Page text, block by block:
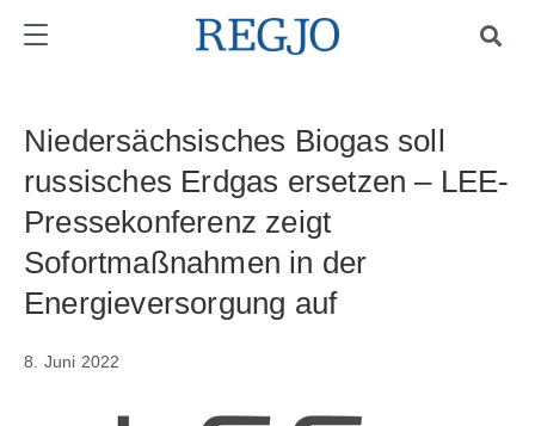
Niedersächsisches Biogas soll
russisches Erdgas ersetzen – LEE-
Pressekonferenz zeigt
Sofortmaßnahmen in der
Energieversorgung auf
8. Juni 2022